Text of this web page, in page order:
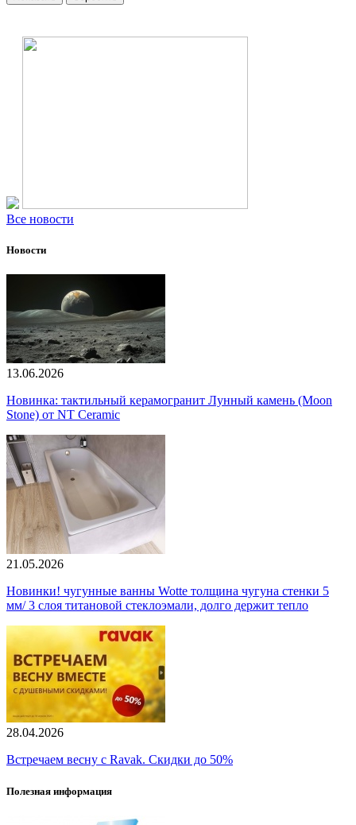
Все новости
Новости
13.06.2026
Новинка: тактильный керамогранит Лунный камень (Moon
Stone) от NT Ceramic
21.05.2026
Новинки! чугунные ванны Wotte толщина чугуна стенки 5
мм/ 3 слоя титановой стеклоэмали, долго держит тепло
28.04.2026
Встречаем весну с Ravak. Скидки до 50%
Полезная информация